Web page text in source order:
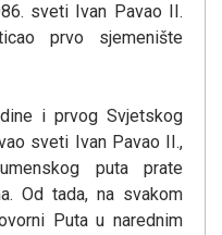
sveti Ivan Pavao II.
prvo sjemenište
i prvog Svjetskog
sveti Ivan Pavao II.,
puta prate
Od tada, na svakom
Puta u narednim